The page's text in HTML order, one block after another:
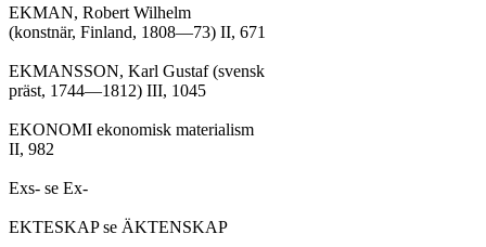
EKMAN, Robert Wilhelm
(konstnär, Finland, 1808—73) II, 671
EKMANSSON, Karl Gustaf (svensk
präst, 1744—1812) III, 1045
EKONOMI ekonomisk materialism
II, 982
Exs- se Ex-
EKTESKAP se ÄKTENSKAP